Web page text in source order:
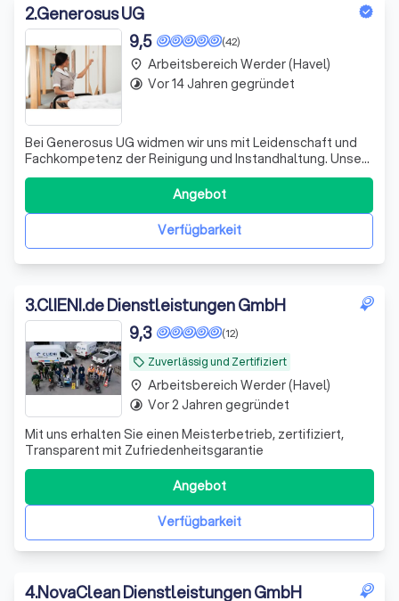
2.Generosus UG
(42)
9,5
Bei Generosus UG widmen wir uns mit Leidenschaft und
Fachkompetenz der Reinigung und Instandhaltung. Unser
erfahrenes Team aus über 80 professionellen
Mitarbeitern bietet erstklassige Dienstleistungen in den
Bereichen Zimmerreinigung, Zimmerkontrollen und
Unterhaltsreinigung. Unsere Kunden schätzen
Verfügbarkeit
Angebot
place Arbeitsbereich Werder (Havel)
timelapse Vor 14 Jahren gegründet
3.ClIENI.de Dienstleistungen GmbH
local_offer Zuverlässig und Zertifiziert
(12)
9,3
Mit uns erhalten Sie einen Meisterbetrieb, zertifiziert,
Transparent mit Zufriedenheitsgarantie
Verfügbarkeit
Angebot
place Arbeitsbereich Werder (Havel)
timelapse Vor 2 Jahren gegründet
4.NovaClean Dienstleistungen GmbH